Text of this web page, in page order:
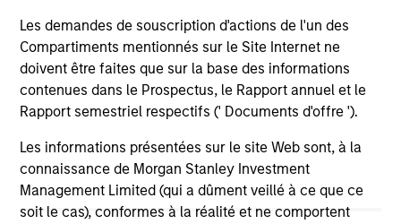
Les demandes de souscription d'actions de l'un des
Compartiments mentionnés sur le Site Internet ne
doivent être faites que sur la base des informations
contenues dans le Prospectus, le Rapport annuel et le
Rapport semestriel respectifs (' Documents d'offre ').
Les informations présentées sur le site Web sont, à la
connaissance de Morgan Stanley Investment
Management Limited (qui a dûment veillé à ce que ce
soit le cas), conformes à la réalité et ne comportent
exciting growth companies trading at
compelling valuations.
07-JUL-2026